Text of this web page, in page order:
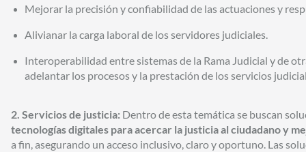
Mejorar la precisión y confiabilidad de las actuaciones y
Alivianar la carga laboral de los servidores judiciales.
Interoperabilidad entre sistemas de la Rama Judicial y de
adelantar los procesos y la prestación de los servicios
2. Servicios de justicia: Dentro de esta temática se buscan
tecnologías digitales para acercar la justicia al ciudadano y
a fin, asegurando un acceso inclusivo, claro y oportuno. Las